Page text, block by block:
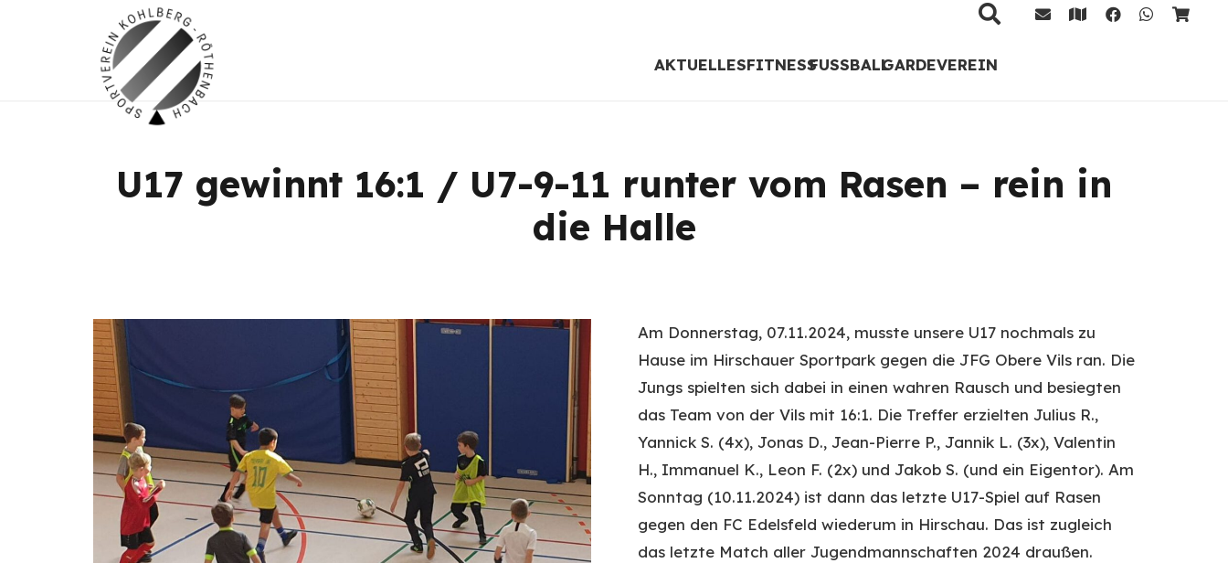
AKTUELLESFITNESSFUSSBALLGARDEVEREIN
U17 gewinnt 16:1 / U7-9-11 runter vom Rasen – rein in
die Halle
Am Donnerstag, 07.11.2024, musste unsere U17 nochmals zu
Hause im Hirschauer Sportpark gegen die JFG Obere Vils ran. Die
Jungs spielten sich dabei in einen wahren Rausch und besiegten
das Team von der Vils mit 16:1. Die Treffer erzielten Julius R.,
Yannick S. (4x), Jonas D., Jean-Pierre P., Jannik L. (3x), Valentin
H., Immanuel K., Leon F. (2x) und Jakob S. (und ein Eigentor). Am
Sonntag (10.11.2024) ist dann das letzte U17-Spiel auf Rasen
gegen den FC Edelsfeld wiederum in Hirschau. Das ist zugleich
das letzte Match aller Jugendmannschaften 2024 draußen.